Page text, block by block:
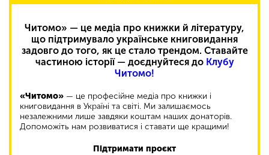
Читомо» — це медіа про книжки й літературу,
що підтримувало українське книговидання
задовго до того, як це стало трендом. Ставайте
частиною історії — доєднуйтеся до Клубу
Читомо!
«Читомо» — це професійне медіа про книжки і
книговидання в Україні та світі. Ми залишаємось
незалежними лише завдяки коштам наших донаторів.
Допоможіть нам розвиватися і ставати ще кращими!
Підтримати проєкт